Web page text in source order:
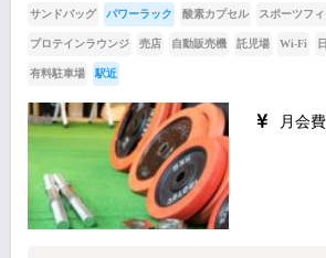
サンドバッグ パワーラック 酸素カプセル スポーツフ
プロテインラウンジ 売店 自動販売機 託児場 Wi-Fi
有料駐車場 駅近
月会